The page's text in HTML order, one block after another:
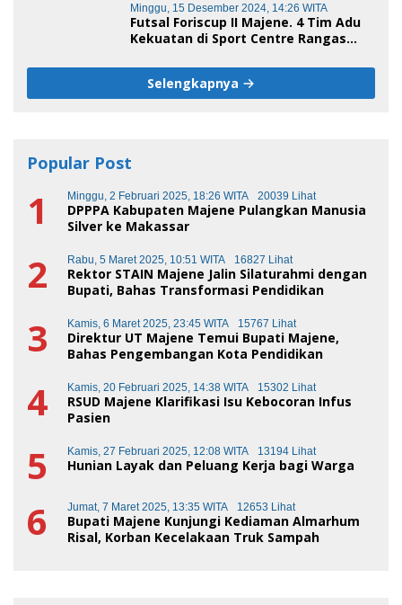
Minggu, 15 Desember 2024, 14:26 WITA
Futsal Foriscup II Majene. 4 Tim Adu
Kekuatan di Sport Centre Rangas
Selengkapnya
Popular Post
1 Minggu, 2 Februari 2025, 18:26 WITA 20039 Lihat
DPPPA Kabupaten Majene Pulangkan Manusia
Silver ke Makassar
2 Rabu, 5 Maret 2025, 10:51 WITA 16827 Lihat
Rektor STAIN Majene Jalin Silaturahmi dengan
Bupati, Bahas Transformasi Pendidikan
3 Kamis, 6 Maret 2025, 23:45 WITA 15767 Lihat
Direktur UT Majene Temui Bupati Majene,
Bahas Pengembangan Kota Pendidikan
4 Kamis, 20 Februari 2025, 14:38 WITA 15302 Lihat
RSUD Majene Klarifikasi Isu Kebocoran Infus
Pasien
5 Kamis, 27 Februari 2025, 12:08 WITA 13194 Lihat
Hunian Layak dan Peluang Kerja bagi Warga
6 Jumat, 7 Maret 2025, 13:35 WITA 12653 Lihat
Bupati Majene Kunjungi Kediaman Almarhum
Risal, Korban Kecelakaan Truk Sampah